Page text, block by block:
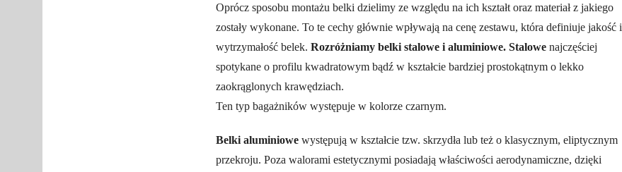
Oprócz sposobu montażu belki dzielimy ze względu na ich kształt oraz materiał z jakiego
zostały wykonane. To te cechy głównie wpływają na cenę zestawu, która definiuje jakość i
wytrzymałość belek.Rozróżniamy belki stalowe i aluminiowe.Stalowe najczęściej
spotykane o profilu kwadratowym bądź w kształcie bardziej prostokątnym o lekko
zaokrąglonych krawędziach.
Ten typ bagażników występuje w kolorze czarnym.
Belki aluminiowe występują w kształcie tzw. skrzydła lub też o klasycznym, eliptycznym
przekroju. Poza walorami estetycznymi posiadają właściwości aerodynamiczne, dzięki